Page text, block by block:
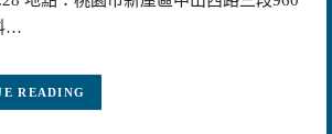
…
READING